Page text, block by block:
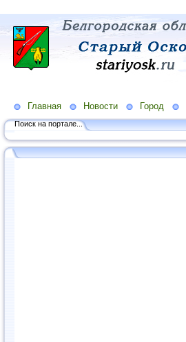
Главная Новости Город
Поиск на портале...